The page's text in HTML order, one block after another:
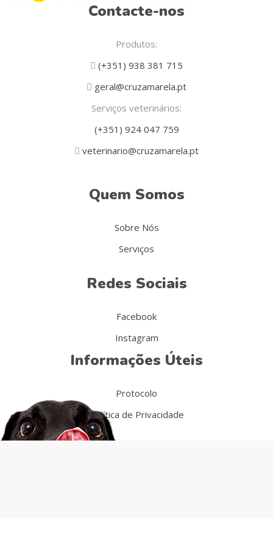
Contacte-nos
Produtos:
(+351) 938 381 715
geral@cruzamarela.pt
Serviços veterinários:
(+351) 924 047 759
veterinario@cruzamarela.pt
Quem Somos
Sobre Nós
Serviços
Redes Sociais
Facebook
Instagram
Informações Úteis
Protocolo
Política de Privacidade